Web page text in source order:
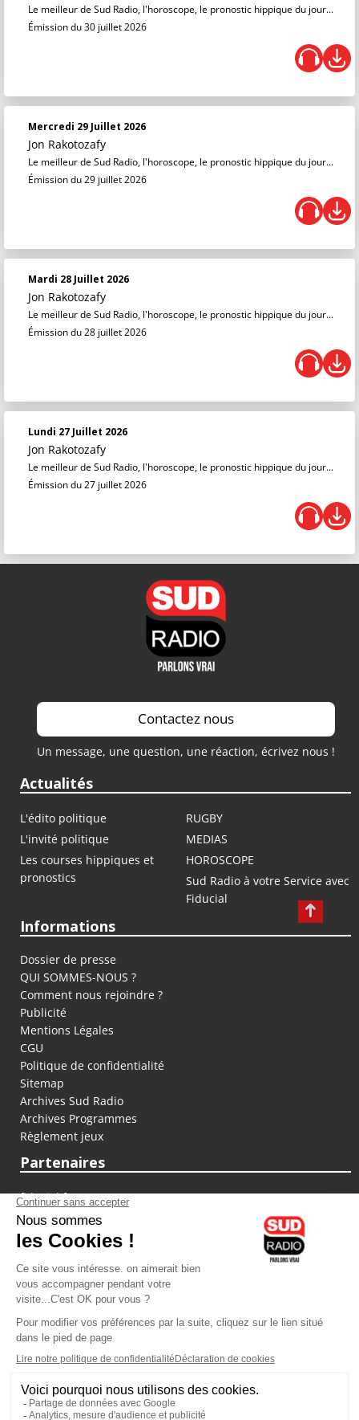
Le meilleur de Sud Radio, l'horoscope, le pronostic hippique du jour...
Émission du 30 juillet 2026
Mercredi 29 Juillet 2026
Jon Rakotozafy
Le meilleur de Sud Radio, l'horoscope, le pronostic hippique du jour...
Émission du 29 juillet 2026
Mardi 28 Juillet 2026
Jon Rakotozafy
Le meilleur de Sud Radio, l'horoscope, le pronostic hippique du jour...
Émission du 28 juillet 2026
Lundi 27 Juillet 2026
Jon Rakotozafy
Le meilleur de Sud Radio, l'horoscope, le pronostic hippique du jour...
Émission du 27 juillet 2026
Contactez nous
Un message, une question, une réaction, écrivez nous !
Actualités
L'édito politique
RUGBY
L'invité politique
MEDIAS
Les courses hippiques et
pronostics
HOROSCOPE
Sud Radio à votre Service avec
Fiducial
Informations
Dossier de presse
QUI SOMMES-NOUS ?
Comment nous rejoindre ?
Publicité
Mentions Légales
CGU
Politique de confidentialité
Sitemap
Archives Sud Radio
Archives Programmes
Règlement jeux
Partenaires
fiducial.fr
lyoncapitale.fr
olympique-et-lyonnais.com
L'application Iphone / Android
Téléchargez l'application
Les cookies
Gestion des cookies